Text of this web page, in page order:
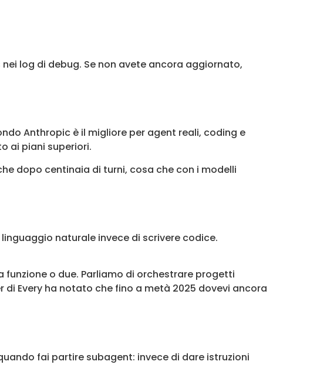
log di debug. Se non avete ancora aggiornato,
Anthropic è il migliore per agent reali, coding e
ai piani superiori.
dopo centinaia di turni, cosa che con i modelli
naturale invece di scrivere codice.
funzione o due. Parliamo di orchestrare progetti
Every ha notato che fino a metà 2025 dovevi ancora
fai partire subagent: invece di dare istruzioni